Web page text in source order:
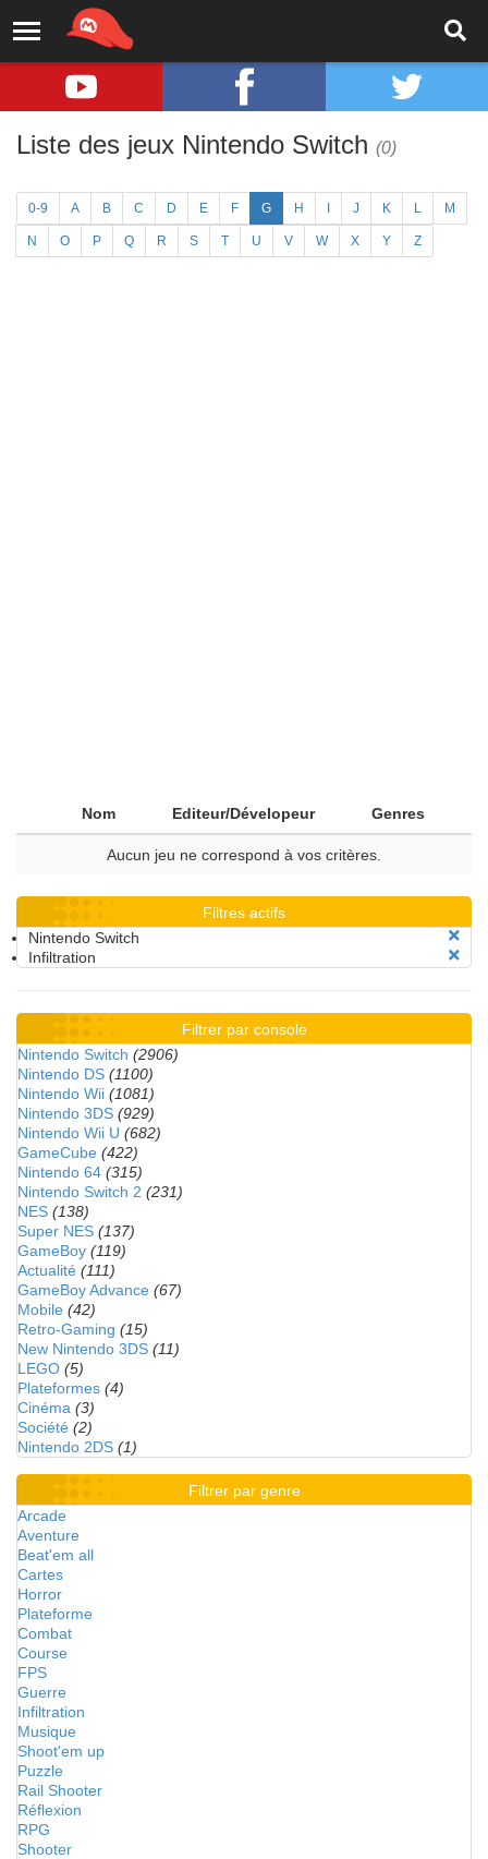
Liste des jeux Nintendo Switch (0)
0-9 A B C D E F G H J K L M
N O P Q R S T U V W X Y Z
Nom Editeur/Dévelopeur Genres
Aucun jeu ne correspond à vos critères.
Filtres actifs
Nintendo Switch
Infiltration
Filtrer par console
Nintendo Switch (2906)
Nintendo DS (1100)
Nintendo Wii (1081)
Nintendo 3DS (929)
Nintendo Wii U (682)
GameCube (422)
Nintendo 64 (315)
Nintendo Switch 2 (231)
NES (138)
Super NES (137)
GameBoy (119)
Actualité (111)
GameBoy Advance (67)
Mobile (42)
Retro-Gaming (15)
New Nintendo 3DS (11)
LEGO (5)
Plateformes (4)
Cinéma (3)
Société (2)
Nintendo 2DS (1)
Filtrer par genre
Arcade
Aventure
Beat'em all
Cartes
Horror
Plateforme
Combat
Course
FPS
Guerre
Infiltration
Musique
Shoot'em up
Puzzle
Rail Shooter
Réflexion
RPG
Shooter